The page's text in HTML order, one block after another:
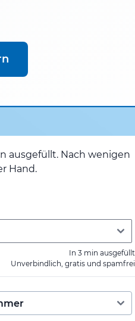
ausgefüllt. Nach wenigen
Hand.
In 3 min ausgefüllt.
Unverbindlich, gratis und spamfrei.